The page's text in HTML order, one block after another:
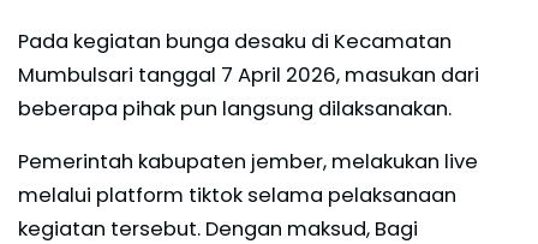
Pada kegiatan bunga desaku di Kecamatan
Mumbulsari tanggal 7 April 2026, masukan dari
beberapa pihak pun langsung dilaksanakan.
Pemerintah kabupaten jember, melakukan live
melalui platform tiktok selama pelaksanaan
kegiatan tersebut. Dengan maksud, Bagi